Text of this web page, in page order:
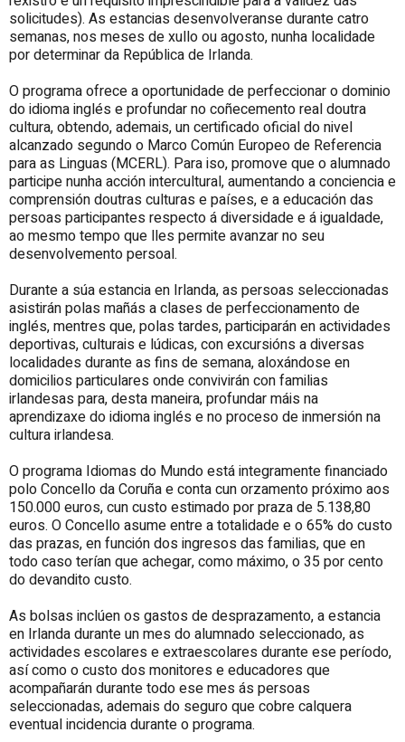
solicitudes). As estancias desenvolveranse durante catro
semanas, nos meses de xullo ou agosto, nunha localidade
por determinar da República de Irlanda.
O programa ofrece a oportunidade de perfeccionar o dominio
do idioma inglés e profundar no coñecemento real doutra
cultura, obtendo, ademais, un certificado oficial do nivel
alcanzado segundo o Marco Común Europeo de Referencia
para as Linguas (MCERL). Para iso, promove que o alumnado
participe nunha acción intercultural, aumentando a conciencia e
comprensión doutras culturas e países, e a educación das
persoas participantes respecto á diversidade e á igualdade,
ao mesmo tempo que lles permite avanzar no seu
desenvolvemento persoal.
Durante a súa estancia en Irlanda, as persoas seleccionadas
asistirán polas mañás a clases de perfeccionamento de
inglés, mentres que, polas tardes, participarán en actividades
deportivas, culturais e lúdicas, con excursións a diversas
localidades durante as fins de semana, aloxándose en
domicilios particulares onde convivirán con familias
irlandesas para, desta maneira, profundar máis na
aprendizaxe do idioma inglés e no proceso de inmersión na
cultura irlandesa.
O programa Idiomas do Mundo está integramente financiado
polo Concello da Coruña e conta cun orzamento próximo aos
150.000 euros, cun custo estimado por praza de 5.138,80
euros. O Concello asume entre a totalidade e o 65% do custo
das prazas, en función dos ingresos das familias, que en
todo caso terían que achegar, como máximo, o 35 por cento
do devandito custo.
As bolsas inclúen os gastos de desprazamento, a estancia
en Irlanda durante un mes do alumnado seleccionado, as
actividades escolares e extraescolares durante ese período,
así como o custo dos monitores e educadores que
acompañarán durante todo ese mes ás persoas
seleccionadas, ademais do seguro que cobre calquera
eventual incidencia durante o programa.